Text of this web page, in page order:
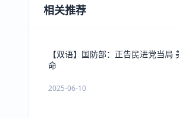
相关推荐
【双语】国防部：正告民进党当局
命
2025-06-10